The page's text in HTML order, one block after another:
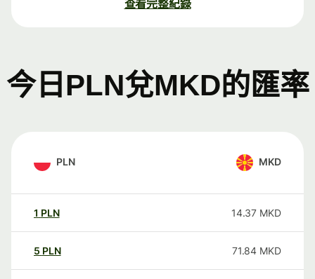
查看完整紀錄
今日PLN兌MKD的匯率
PLN MKD
1 PLN 14.37 MKD
5 PLN 71.84 MKD